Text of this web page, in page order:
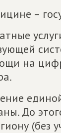
–
на
До
(без